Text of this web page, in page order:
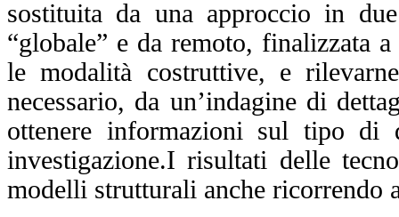
sostituita da una approccio in
“globale” e da remoto, finalizzata
le modalità costruttive, e
necessario, da un’indagine di
ottenere informazioni sul tipo di
investigazione.I risultati delle
modelli strutturali anche ricorrendo